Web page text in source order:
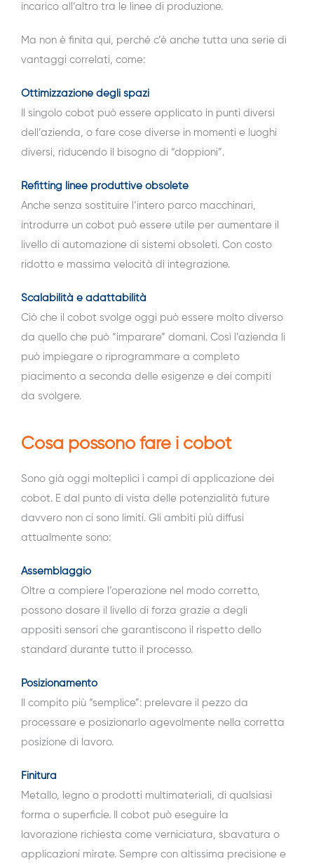
incarico all’altro tra le linee di produzione.
Ma non è finita qui, perché c’è anche tutta una serie di
vantaggi correlati, come:
Ottimizzazione degli spazi
Il singolo cobot può essere applicato in punti diversi
dell’azienda, o fare cose diverse in momenti e luoghi
diversi, riducendo il bisogno di “doppioni”.
Refitting linee produttive obsolete
Anche senza sostituire l’intero parco macchinari,
introdurre un cobot può essere utile per aumentare il
livello di automazione di sistemi obsoleti. Con costo
ridotto e massima velocità di integrazione.
Scalabilità e adattabilità
Ciò che il cobot svolge oggi può essere molto diverso
da quello che può “imparare” domani. Così l’azienda li
può impiegare o riprogrammare a completo
piacimento a seconda delle esigenze e dei compiti
da svolgere.
Cosa possono fare i cobot
Sono già oggi molteplici i campi di applicazione dei
cobot. E dal punto di vista delle potenzialità future
davvero non ci sono limiti. Gli ambiti più diffusi
attualmente sono:
Assemblaggio
Oltre a compiere l’operazione nel modo corretto,
possono dosare il livello di forza grazie a degli
appositi sensori che garantiscono il rispetto dello
standard durante tutto il processo.
Posizionamento
Il compito più “semplice”: prelevare il pezzo da
processare e posizionarlo agevolmente nella corretta
posizione di lavoro.
Finitura
Metallo, legno o prodotti multimateriali, di qualsiasi
forma o superficie. Il cobot può eseguire la
lavorazione richiesta come verniciatura, sbavatura o
applicazioni mirate. Sempre con altissima precisione e